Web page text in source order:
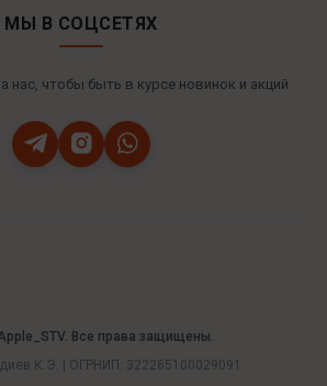
МЫ В СОЦСЕТЯХ
нас, чтобы быть в курсе новинок и акций
Все права защищены.
К.Э. | ОГРНИП: 322265100029091